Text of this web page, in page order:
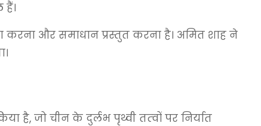
हैं।
करना और समाधान प्रस्तुत करना है। अमित शाह ने
है, जो चीन के दुर्लभ पृथ्वी तत्‍वों पर निर्यात